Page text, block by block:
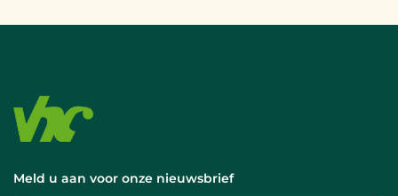
Meld u aan voor onze nieuwsbrief